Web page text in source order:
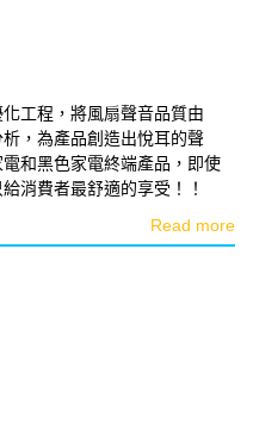
工程，將風扇聲音品質由
析，為產品創造出悅耳的聲
和黑色家電終端產品，即使
消費者最舒適的享受！！
Read more